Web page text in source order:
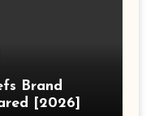
Brand
[2026]